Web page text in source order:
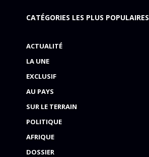
CATÉGORIES LES PLUS POPULAIRES
ACTUALITÉ
LA UNE
EXCLUSIF
AU PAYS
SUR LE TERRAIN
POLITIQUE
AFRIQUE
DOSSIER